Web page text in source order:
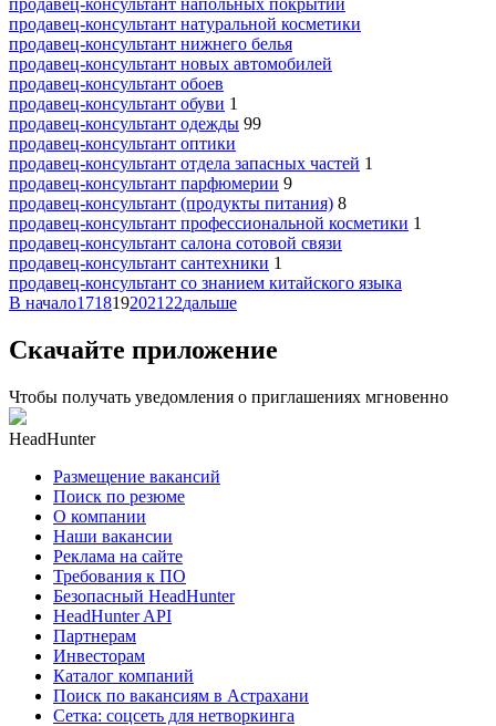
продавец-консультант натуральной косметики
продавец-консультант нижнего белья
продавец-консультант новых автомобилей
продавец-консультант обоев
продавец-консультант обуви 1
продавец-консультант одежды 99
продавец-консультант оптики
продавец-консультант отдела запасных частей 1
продавец-консультант парфюмерии 9
продавец-консультант (продукты питания) 8
продавец-консультант профессиональной косметики 1
продавец-консультант салона сотовой связи
продавец-консультант сантехники 1
продавец-консультант со знанием китайского языка
В начало1718192021 22дальше
Скачайте приложение
Чтобы получать уведомления о приглашениях мгновенно
HeadHunter
Размещение вакансий
Поиск по резюме
О компании
Наши вакансии
Реклама на сайте
Требования к ПО
Безопасный HeadHunter
HeadHunter API
Партнерам
Инвесторам
Каталог компаний
Поиск по вакансиям в Астрахани
Сетка: соцсеть для нетворкинга